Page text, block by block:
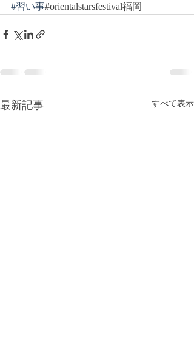
#習い事#orientalstarsfestival福岡
最新記事 すべて表示